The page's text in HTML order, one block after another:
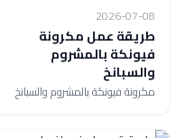
2026-07-08
طريقة عمل مكرونة
فيونكة بالمشروم
والسبانخ
مكرونة فيونكة بالمشروم والسبانخ